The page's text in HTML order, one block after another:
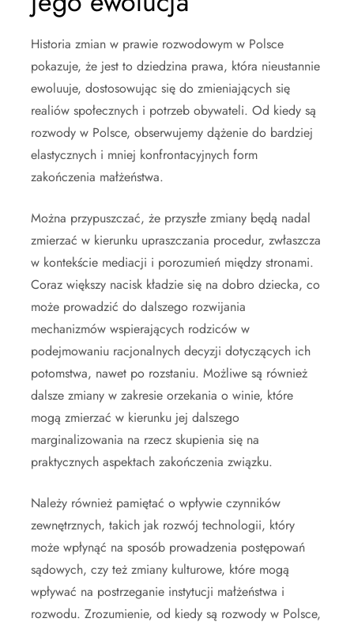
Historia zmian w prawie rozwodowym w Polsce
pokazuje, że jest to dziedzina prawa, która nieustannie
ewoluuje, dostosowując się do zmieniających się
realiów społecznych i potrzeb obywateli. Od kiedy są
rozwody w Polsce, obserwujemy dążenie do bardziej
elastycznych i mniej konfrontacyjnych form
zakończenia małżeństwa.
Można przypuszczać, że przyszłe zmiany będą nadal
zmierzać w kierunku upraszczania procedur, zwłaszcza
w kontekście mediacji i porozumień między stronami.
Coraz większy nacisk kładzie się na dobro dziecka, co
może prowadzić do dalszego rozwijania
mechanizmów wspierających rodziców w
podejmowaniu racjonalnych decyzji dotyczących ich
potomstwa, nawet po rozstaniu. Możliwe są również
dalsze zmiany w zakresie orzekania o winie, które
mogą zmierzać w kierunku jej dalszego
marginalizowania na rzecz skupienia się na
praktycznych aspektach zakończenia związku.
Należy również pamiętać o wpływie czynników
zewnętrznych, takich jak rozwój technologii, który
może wpłynąć na sposób prowadzenia postępowań
sądowych, czy też zmiany kulturowe, które mogą
wpływać na postrzeganie instytucji małżeństwa i
rozwodu. Zrozumienie, od kiedy są rozwody w Polsce,